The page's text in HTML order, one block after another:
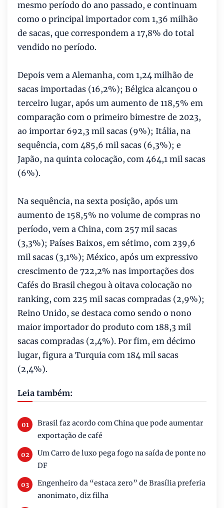
mesmo período do ano passado, e continuam
como o principal importador com 1,36 milhão
de sacas, que correspondem a 17,8% do total
vendido no período.
Depois vem a Alemanha, com 1,24 milhão de
sacas importadas (16,2%); Bélgica alcançou o
terceiro lugar, após um aumento de 118,5% em
comparação com o primeiro bimestre de 2023,
ao importar 692,3 mil sacas (9%); Itália, na
sequência, com 485,6 mil sacas (6,3%); e
Japão, na quinta colocação, com 464,1 mil sacas
(6%).
Na sequência, na sexta posição, após um
aumento de 158,5% no volume de compras no
período, vem a China, com 257 mil sacas
(3,3%); Países Baixos, em sétimo, com 239,6
mil sacas (3,1%); México, após um expressivo
crescimento de 722,2% nas importações dos
Cafés do Brasil chegou à oitava colocação no
ranking, com 225 mil sacas compradas (2,9%);
Reino Unido, se destaca como sendo o nono
maior importador do produto com 188,3 mil
sacas compradas (2,4%). Por fim, em décimo
lugar, figura a Turquia com 184 mil sacas
(2,4%).
Leia também:
Brasil faz acordo com China que pode aumentar
exportação de café
Um Carro de luxo pega fogo na saída de ponte no
DF
Engenheiro da “estaca zero” de Brasília preferia
anonimato, diz filha